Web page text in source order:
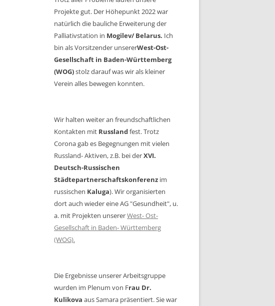
Projekte gut. Der Höhepunkt 2022 war
natürlich die bauliche Erweiterung der
Palliativstation in Mogilev/ Belarus. Ich
bin als Vorsitzender unsererWest-Ost-
Gesellschaft in Baden-Württemberg
(WOG)stolz darauf was wir als kleiner
Verein alles bewegen konnten.
Wir halten weiter an freundschaftlichen
Kontakten mit Russlandfest. Trotz
Corona gab es Begegnungen mit vielen
Russland- Aktiven, z.B. bei derXVI.
Deutsch-Russischen
Städtepartnerschaftskonferenz im
russischen Kaluga). Wir organisierten
dort auch wieder eine AG "Gesundheit", u.
a. mit Projekten unsererWest- Ost-
Gesellschaft in Baden- Württemberg
(WOG).
Die Ergebnisse unserer Arbeitsgruppe
wurden im Plenum von Frau Dr.
Kulikova aus Samara präsentiert. Sie war